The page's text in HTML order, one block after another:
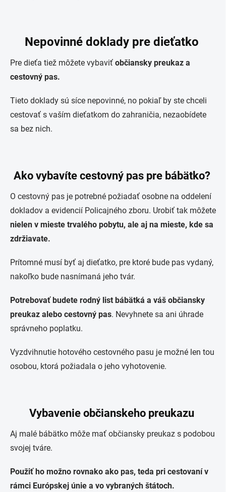
Nepovinné doklady pre dieťatko
Pre dieťa tiež môžete vybaviť občiansky preukaz a
cestovný pas.
Tieto doklady sú síce nepovinné, no pokiaľ by ste chceli
cestovať s vaším dieťatkom do zahraničia, nezaobídete
sa bez nich.
Ako vybavíte cestovný pas pre bábätko?
O cestovný pas je potrebné požiadať osobne na oddelení
dokladov a evidencií Policajného zboru. Urobiť tak môžete
nielen v mieste trvalého pobytu, ale aj na mieste, kde sa
zdržiavate.
Prítomné musí byť aj dieťatko, pre ktoré bude pas vydaný,
nakoľko bude nasnímaná jeho tvár.
Potrebovať budete rodný list bábätká a váš občiansky
preukaz alebo cestovný pas. Nevyhnete sa ani úhrade
správneho poplatku.
Vyzdvihnutie hotového cestovného pasu je možné len tou
osobou, ktorá požiadala o jeho vyhotovenie.
Vybavenie občianskeho preukazu
Aj malé bábätko môže mať občiansky preukaz s podobou
svojej tváre.
Použiť ho možno rovnako ako pas, teda pri cestovaní v
rámci Európskej únie a vo vybraných štátoch.